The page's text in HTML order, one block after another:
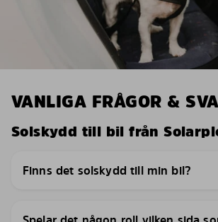
VANLIGA FRÅGOR &
Solskydd till bil från
Finns det solskydd till min bil?